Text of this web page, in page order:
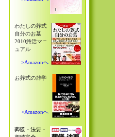
わたしの葬式
自分のお墓
2010終活マニ
ュアル
>Amazonへ
お葬式の雑学
>Amazonへ
葬儀・法要・